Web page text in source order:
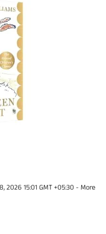
2026 15:01 GMT +05:30 -More